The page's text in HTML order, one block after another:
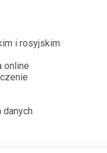
i rosyjskim
online